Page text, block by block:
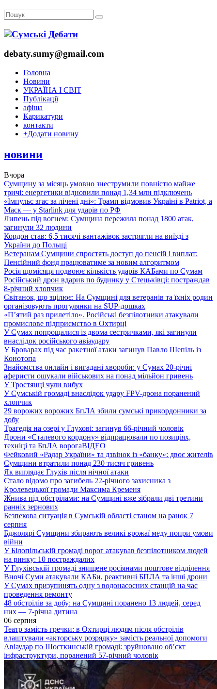
debaty.sumy@gmail.com
Головна
Новини
УКРАЇНА І СВІТ
Публікації
афіша
Карикатури
контакти
+Додати новину
новини
Вчора
Сумщину за місяць умовно знеструмили повністю майже
тричі: енергетики відновили понад 1,34 млн підключень
«Імпульс згас за лічені дні»: Трамп відмовив Україні в Patriot, а
Маск — у Starlink для ударів по РФ
Липень під вогнем: Сумщина пережила понад 1800 атак,
загинули 32 людини
Кордон став: 6,5 тисячі вантажівок застрягли на виїзді з
України до Польщі
Ветеранам Сумщини спростять доступ до пенсій і виплат:
Пенсійний фонд працюватиме за новим алгоритмом
Росія щомісяця подвоює кількість ударів КАБами по Сумам
Російський дрон вдарив по будинку у Стецьківці: постраждав
8-річний хлопчик
Світанок, що зцілює: На Сумщині для ветеранів та їхніх родин
організовують прогулянки на SUP-дошках
«П’ятий раз прилетіло». Російські безпілотники атакували
промислове підприємство в Охтирці
У Сумах попрощалися із двома сестричками, які загинули
внаслідок російського авіаудару
У Броварах під час ракетної атаки загинув Павло Шепіль із
Конотопа
Знайомства онлайн і вигадані хвороби: у Сумах 20-річні
аферисти ошукали військових на понад мільйон гривень
У Тростянці чули вибух
У Сумській громаді внаслідок удару FPV-дрона поранений
хлопчик
29 ворожих ворожих БпЛА збили сумські прикордонники за
добу
Трагедія на озері у Глухові: загинув 66-річний чоловік
Дрони «Сталевого кордону» відпрацювали по позиціях,
техніці та БпЛА ворогаВІДЕО
Фейковий «Радар України» та дзвінок із «банку»: двоє жителів
Сумщини втратили понад 230 тисяч гривень
Як виглядає Глухів після нічної атаки
Стало відомо про загибель 22-річного захисника з
Кролевецької громади Максима Кременя
Жнива під обстрілами: на Сумщині вже зібрали дві третини
ранніх зернових
Безпекова ситуація в Сумській області станом на ранок 7
серпня
Бджолярі Сумщини збирають великі врожаї меду попри умови
війни
У Білопільській громаді ворог атакував безпілотником людей
на ринку: 10 постраждалих
У Глухівській громаді знищене росіянами поштове відділення
Вночі Суми атакували КАБи, реактивні БПЛА та інші дрони
У Сумах призупинять одну з водонасосних станцій на час
проведення ремонту
48 обстрілів за добу: на Сумщині поранено 13 людей, серед
них — 7-річна дитина
06 серпня
Театр замість гречки: в Охтирці людям після обстрілів
влаштували «акторську розрядку» замість реальної допомоги
Авіаудар по Шосткинській громаді: зруйновано об’єкт
інфраструктури, поранений 57-річний чоловік